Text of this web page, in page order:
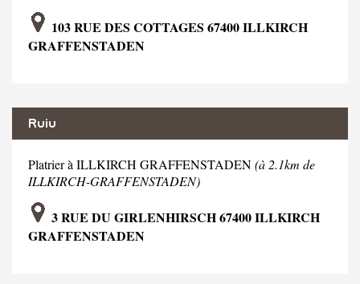
103 RUE DES COTTAGES 67400 ILLKIRCH
GRAFFENSTADEN
Ruiu
Platrier à ILLKIRCH GRAFFENSTADEN(à 2.1km de
ILLKIRCH-GRAFFENSTADEN)
3 RUE DU GIRLENHIRSCH 67400 ILLKIRCH
GRAFFENSTADEN